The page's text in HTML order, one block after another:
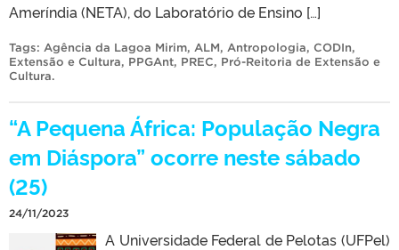
Ameríndia (NETA), do Laboratório de Ensino […]
Tags: Agência da Lagoa Mirim, ALM, Antropologia, CODIn,
Extensão e Cultura, PPGAnt, PREC, Pró-Reitoria de Extensão e
Cultura.
“A Pequena África: População Negra
em Diáspora” ocorre neste sábado
(25)
24/11/2023
A Universidade Federal de Pelotas (UFPel)